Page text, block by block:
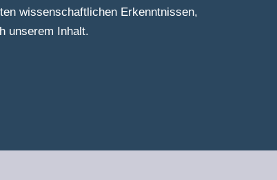
wissenschaftlichen Erkenntnissen,
unserem Inhalt.